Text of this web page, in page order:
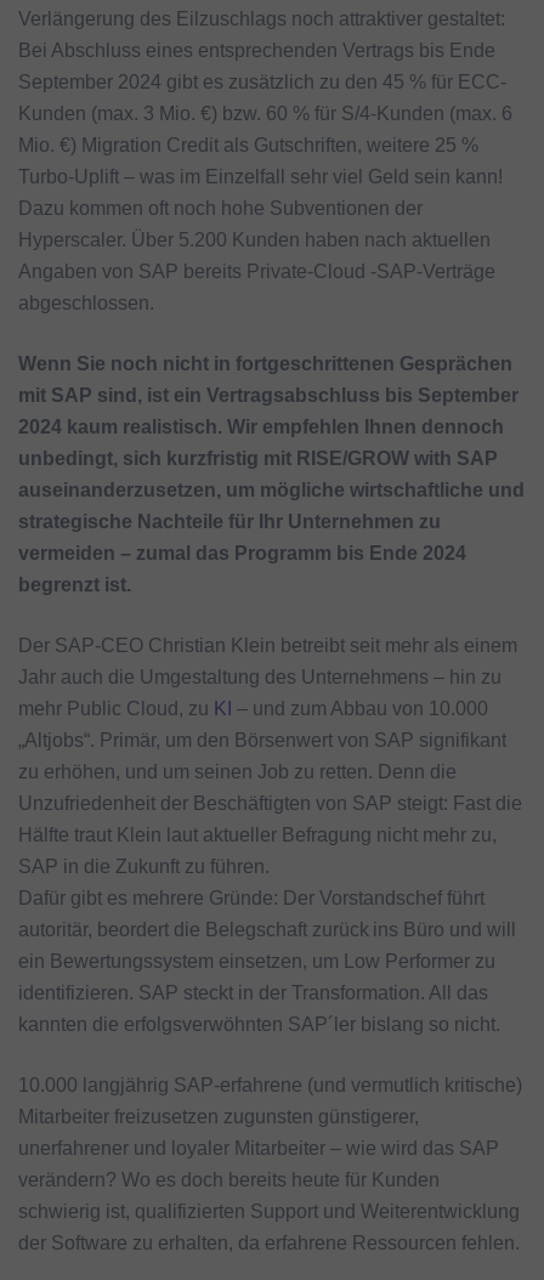
Verlängerung des Eilzuschlags noch attraktiver gestaltet:
Bei Abschluss eines entsprechenden Vertrags bis Ende
September 2024 gibt es zusätzlich zu den 45 % für ECC-
Kunden (max. 3 Mio. €) bzw. 60 % für S/4-Kunden (max. 6
Mio. €) Migration Credit als Gutschriften, weitere 25 %
Turbo-Uplift – was im Einzelfall sehr viel Geld sein kann!
Dazu kommen oft noch hohe Subventionen der
Hyperscaler. Über 5.200 Kunden haben nach aktuellen
Angaben von SAP bereits Private-Cloud -SAP-Verträge
abgeschlossen.
Wenn Sie noch nicht in fortgeschrittenen Gesprächen
mit SAP sind, ist ein Vertragsabschluss bis September
2024 kaum realistisch. Wir empfehlen Ihnen dennoch
unbedingt, sich kurzfristig mit RISE/GROW with SAP
auseinanderzusetzen, um mögliche wirtschaftliche und
strategische Nachteile für Ihr Unternehmen zu
vermeiden – zumal das Programm bis Ende 2024
begrenzt ist.
Der SAP-CEO Christian Klein betreibt seit mehr als einem
Jahr auch die Umgestaltung des Unternehmens – hin zu
mehr Public Cloud, zu KI – und zum Abbau von 10.000
„Altjobs“. Primär, um den Börsenwert von SAP signifikant
zu erhöhen, und um seinen Job zu retten. Denn die
Unzufriedenheit der Beschäftigten von SAP steigt: Fast die
Hälfte traut Klein laut aktueller Befragung nicht mehr zu,
SAP in die Zukunft zu führen.
Dafür gibt es mehrere Gründe: Der Vorstandschef führt
autoritär, beordert die Belegschaft zurück ins Büro und will
ein Bewertungssystem einsetzen, um Low Performer zu
identifizieren. SAP steckt in der Transformation. All das
kannten die erfolgsverwöhnten SAP´ler bislang so nicht.
10.000 langjährig SAP-erfahrene (und vermutlich kritische)
Mitarbeiter freizusetzen zugunsten günstigerer,
unerfahrener und loyaler Mitarbeiter – wie wird das SAP
verändern? Wo es doch bereits heute für Kunden
schwierig ist, qualifizierten Support und Weiterentwicklung
der Software zu erhalten, da erfahrene Ressourcen fehlen.